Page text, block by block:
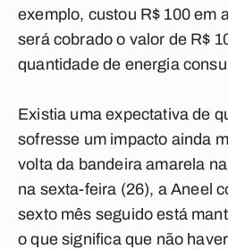
exemplo, custou R$ 100 em
será cobrado o valor de R$
quantidade de energia
Existia uma expectativa de
sofresse um impacto ainda
volta da bandeira amarela
na sexta-feira (26), a Aneel
sexto mês seguido está
o que significa que não